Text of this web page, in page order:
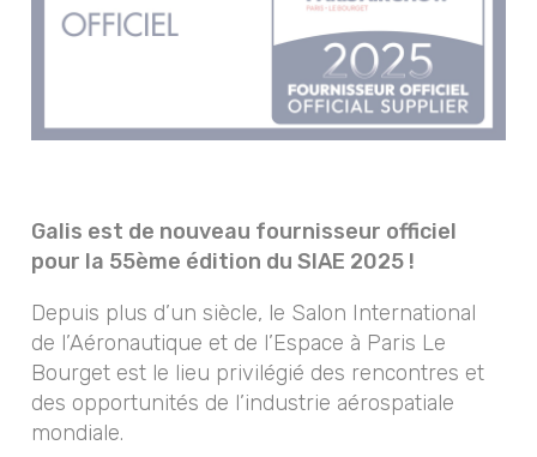
Galis est de nouveau fournisseur officiel
pour la 55ème édition du SIAE 2025 !
Depuis plus d’un siècle, le Salon International
de l’Aéronautique et de l’Espace à Paris Le
Bourget est le lieu privilégié des rencontres et
des opportunités de l’industrie aérospatiale
mondiale.